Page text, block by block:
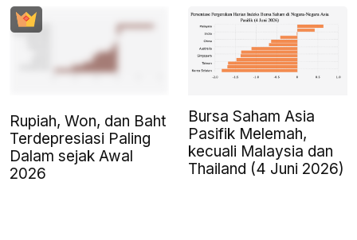
Rupiah, Won, dan Baht
Terdepresiasi Paling
Dalam sejak Awal
2026
Bursa Saham Asia
Pasifik Melemah,
kecuali Malaysia dan
Thailand (4 Juni 2026)